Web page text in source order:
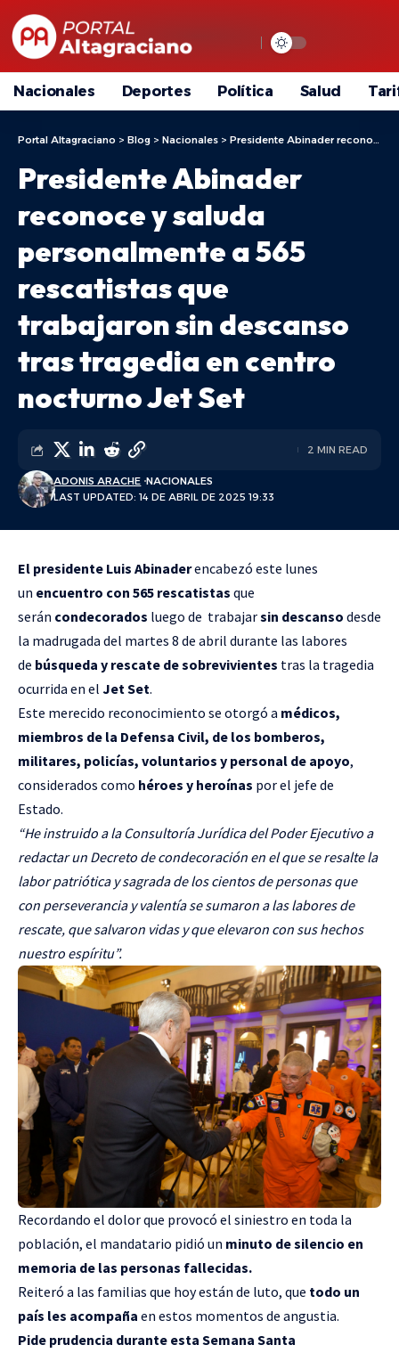
Nacionales Deportes Política Salud
Portal Altagraciano > Blog > Nacionales > Presidente Abinader reconoce y saluda personalmente a 565 rescatistas que trabajaron sin descanso tras tragedia en centro nocturno Jet Set
Presidente Abinader
reconoce y saluda
personalmente a 565
rescatistas que
trabajaron sin descanso
tras tragedia en centro
nocturno Jet Set
LAST UPDATED: 14 DE ABRIL DE 2025 19:33
ADONIS ARACHE NACIONALES
2 MIN READ
El presidente Luis Abinaderencabezó este lunes
un encuentro con 565 rescatistas que
serán condecorados luego de trabajarsin descanso desde
la madrugada del martes 8 de abril durante las labores
de búsqueda y rescate de sobrevivientes tras la tragedia
ocurrida en el Jet Set.
Este merecido reconocimiento se otorgó a médicos,
miembros de la Defensa Civil, de los bomberos,
militares, policías, voluntarios y personal de apoyo,
considerados como héroes y heroínas por el jefe de
Estado.
“He instruido a la Consultoría Jurídica del Poder Ejecutivo a
redactar un Decreto de condecoración en el que se resalte la
labor patriótica y sagrada de los cientos de personas que
con perseverancia y valentía se sumaron a las labores de
rescate, que salvaron vidas y que elevaron con sus hechos
nuestro espíritu”.
Recordando el dolor que provocó el siniestro en toda la
población, el mandatario pidió un minuto de silencio en
memoria de las personas fallecidas.
Reiteró a las familias que hoy están de luto, que todo un
país les acompaña en estos momentos de angustia.
Pide prudencia durante esta Semana Santa